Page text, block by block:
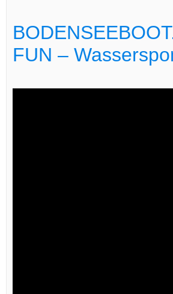
FUN –